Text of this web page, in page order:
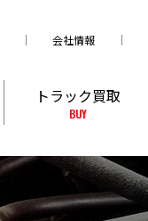
会社情報
トラック買取
BUY